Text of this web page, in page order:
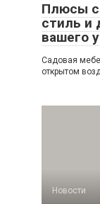
Плюсы
стиль и
вашего
Садовая
открытом
Новости